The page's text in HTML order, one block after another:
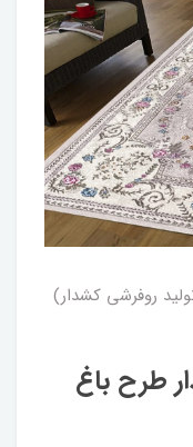
روفرشی کشدار)
طرح باغ